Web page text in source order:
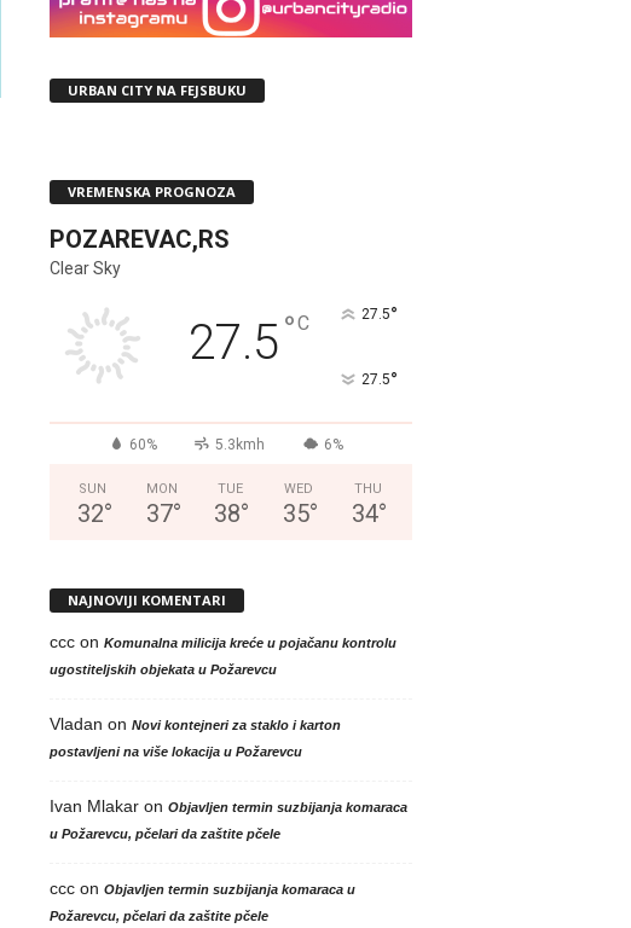
URBAN CITY NA FEJSBUKU
VREMENSKA PROGNOZA
POZAREVAC,RS
Clear Sky
27.5°C 27.5°
27.5°
60% 5.3kmh 6%
SUN
32°
MON
37°
TUE
38°
WED
35°
THU
34°
NAJNOVIJI KOMENTARI
cccon Komunalna milicija kreće u pojačanu kontrolu
ugostiteljskih objekata u Požarevcu
Vladan on Novi kontejneri za staklo i karton
postavljeni na više lokacija u Požarevcu
Ivan Mlakaron Objavljen termin suzbijanja komaraca
u Požarevcu, pčelari da zaštite pčele
cccon Objavljen termin suzbijanja komaraca u
Požarevcu, pčelari da zaštite pčele